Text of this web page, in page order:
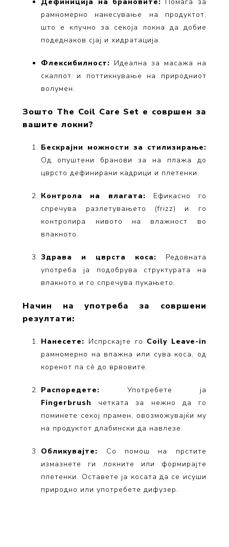
рамномерно нанесување на продуктот,
што е клучно за секоја локна да добие
подеднаков сјај и хидратација.
Флексибилност: Идеална за масажа на
скалпот и поттикнување на природниот
волумен.
Зошто The Coil Care Set е совршен за
вашите локни?
Бескрајни можности за стилизирање:
Од опуштени бранови за на плажа до
цврсто дефинирани кадрици и плетенки.
Контрола на влагата: Ефикасно го
спречува разлетувањето (frizz) и го
контролира нивото на влажност во
влакното.
Здрава и цврста коса: Редовната
употреба ја подобрува структурата на
влакното и го спречува пукањето.
Начин на употреба за совршени
резултати:
Нанесете: Испрскајте го Coily Leave-in
рамномерно на влажна или сува коса, од
коренот па сè до врвовите.
Распоредете: Употребете ја
Fingerbrush
четката за нежно да го
поминете секој прамен, овозможувајќи му
на продуктот длабински да навлезе.
Обликувајте: Со помош на прстите
измазнете ги локните или формирајте
плетенки. Оставете ја косата да се исуши
природно или употребете дифузер.